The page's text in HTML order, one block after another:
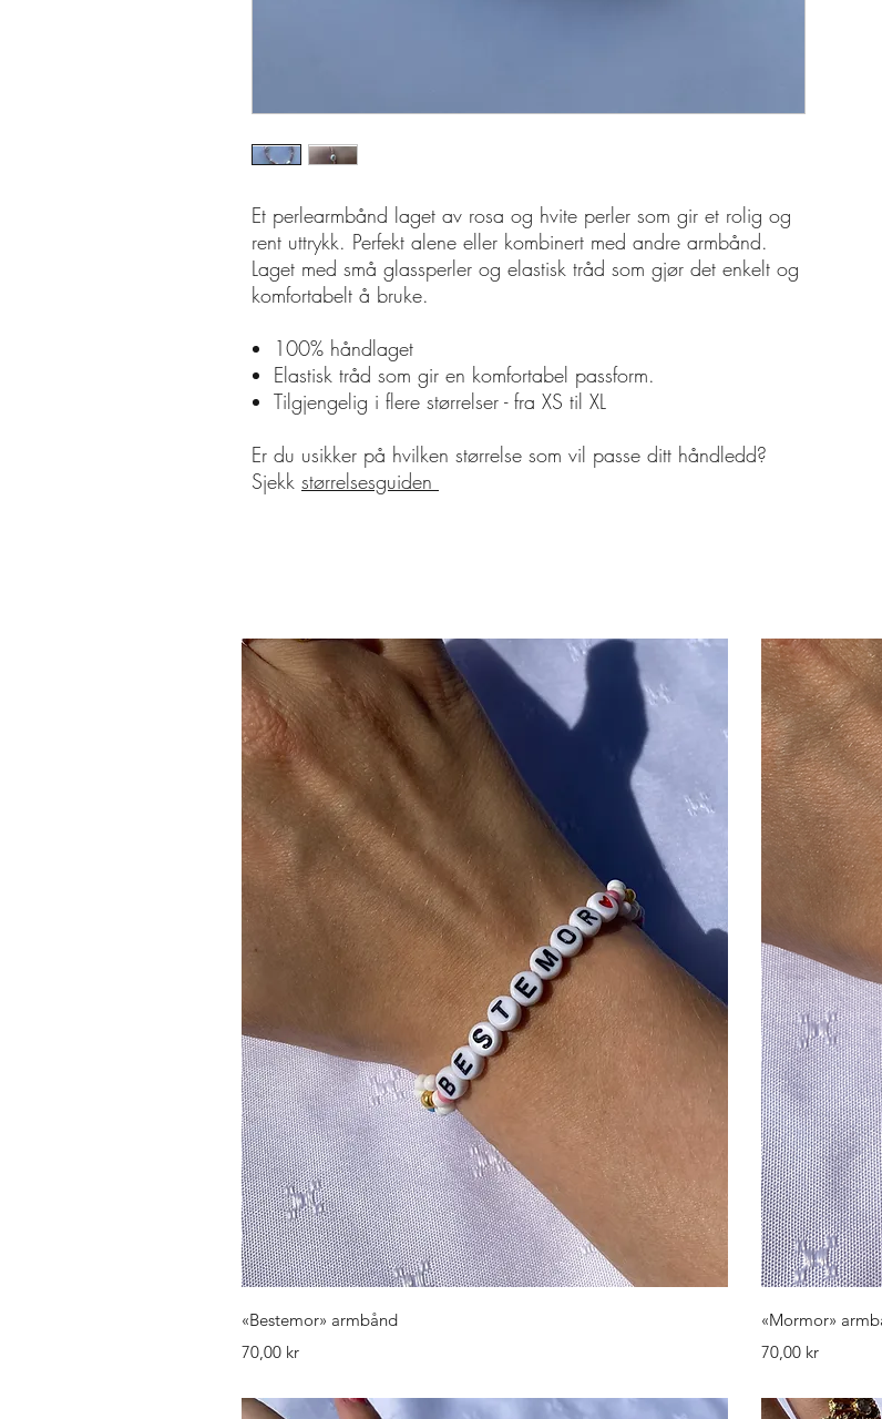
Et perlearmbånd laget av rosa og hvite perler som gir et rolig og
rent uttrykk. Perfekt alene eller kombinert med andre armbånd.
Laget med små glassperler og elastisk tråd som gjør det enkelt og
komfortabelt å bruke.
100% håndlaget
Elastisk tråd som gir en komfortabel passform.
Tilgjengelig i flere størrelser - fra XS til XL
Er du usikker på hvilken størrelse som vil passe ditt håndledd?
Sjekk størrelsesguiden
«Bestemor» armbånd
Pris
70,00 kr
«Mormor»
Pris
70,00 kr